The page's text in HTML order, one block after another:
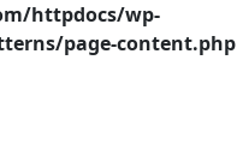
httpdocs/wp-
page-content.php